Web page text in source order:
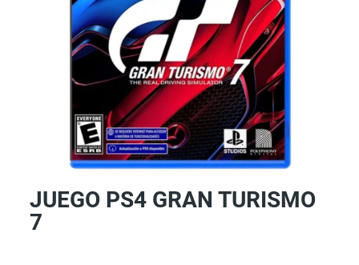
JUEGO PS4 GRAN TURISMO
7